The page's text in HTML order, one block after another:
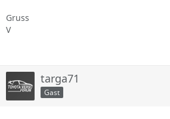
Gruss
V
targa71
Gast